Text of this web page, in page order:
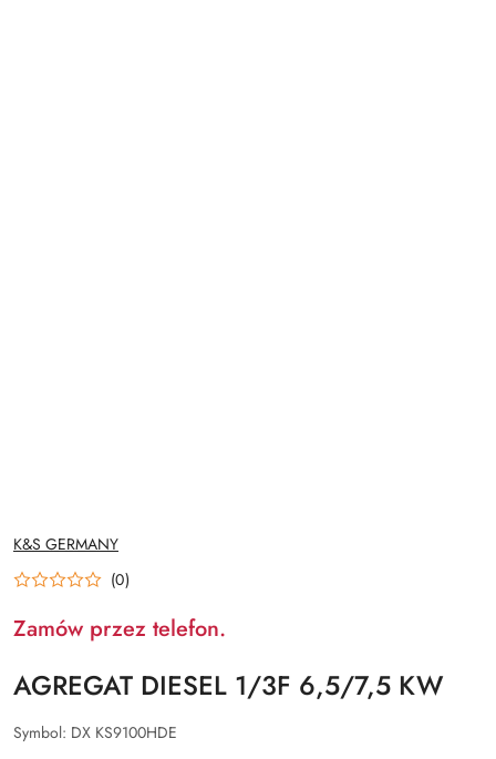
NAZWA
PRODUCENTA:
K&S GERMANY
(0)
Zamów przez telefon.
AGREGAT DIESEL 1/3F 6,5/7,5 KW
Symbol: DX KS9100HDE